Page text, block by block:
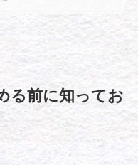
る前に知ってお